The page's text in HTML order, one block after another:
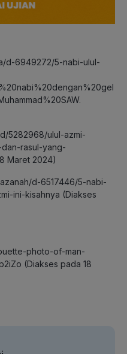
d-6949272/5-nabi-ulul-
5282968/ulul-azmi-
rasul-yang-
Maret 2024)
d-6517446/5-nabi-
ini-kisahnya (Diakses
photo-of-man-
(Diakses pada 18